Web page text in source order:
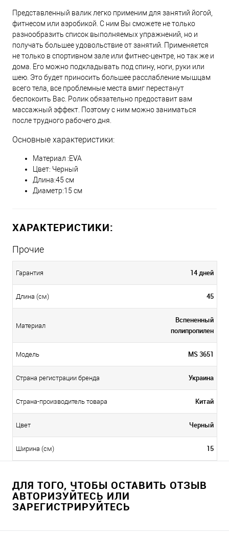
Представленный валик легко применим для занятий йогой,
фитнесом или аэробикой. С ним Вы сможете не только
разнообразить список выполняемых упражнений, но и
получать большее удовольствие от занятий. Применяется
не только в спортивном зале или фитнес-центре, но так же и
дома. Его можно подкладывать под спину, ноги, руки или
шею. Это будет приносить большее расслабление мышцам
всего тела, все проблемные места вмиг перестанут
беспокоить Вас. Ролик обязательно предоставит вам
массажный эффект. Поэтому с ним можно заниматься
после трудного рабочего дня.
Основные характеристики:
Материал :EVA
Цвет: Черный
Длина:45 см
Диаметр:15 см
ХАРАКТЕРИСТИКИ:
Прочие
Гарантия 14 дней
Длина (см) 45
Материал
Вспененный
полипропилен
Модель MS 3651
Страна регистрации бренда Украина
Страна-производитель товара Китай
Цвет Черный
Ширина (см) 15
ДЛЯ ТОГО, ЧТОБЫ ОСТАВИТЬ ОТЗЫВ
АВТОРИЗУЙТЕСЬ ИЛИ
ЗАРЕГИСТРИРУЙТЕСЬ